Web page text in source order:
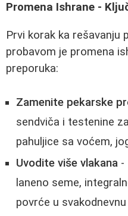
Promena Ishrane -
Prvi korak ka rešavanju
probavom je promena
preporuka:
Zamenite pekarske
sendviča i testenine
pahuljice sa voćem,
Uvodite više vlakana -
laneno seme,
povrće u